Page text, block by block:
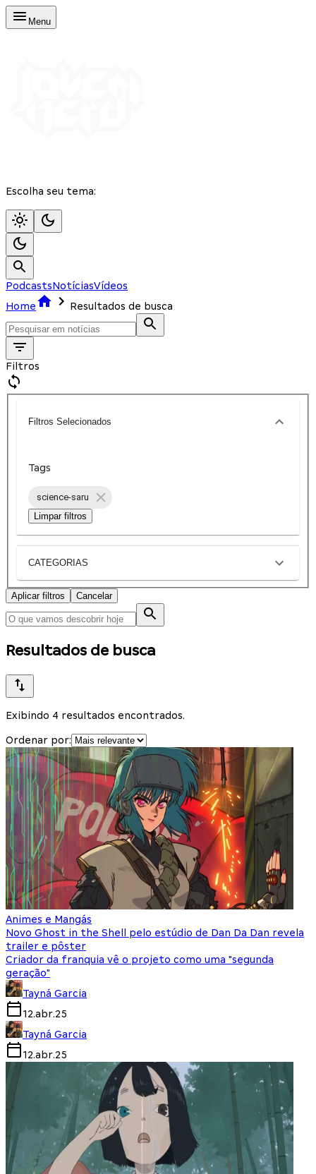
Menu
Escolha seu tema:
PodcastsNotíciasVídeos
Home
Resultados de busca
Filtros
Filtros Selecionados
Tags
science-saru
Limpar filtros
CATEGORIAS
Aplicar filtros Cancelar
Resultados de busca
Exibindo 4 resultados encontrados.
Ordenar por:
Animes e Mangás
Novo Ghost in the Shell pelo estúdio de Dan Da Dan revela
trailer e pôster
Criador da franquia vê o projeto como uma "segunda
geração"
Tayná Garcia
12.abr.25
Tayná Garcia
12.abr.25